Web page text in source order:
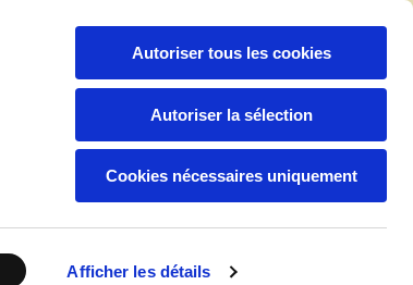
Afficher les détails
Autoriser tous les cookies
Autoriser la sélection
Cookies nécessaires uniquement
06 94 04 92 88/05 94 30 59 44
Nos Services